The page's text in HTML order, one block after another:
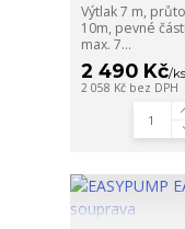
Výtlak 7 m,
10m, pevné
max. 7...
2 490 Kč/ks
2 058 Kč bez DPH